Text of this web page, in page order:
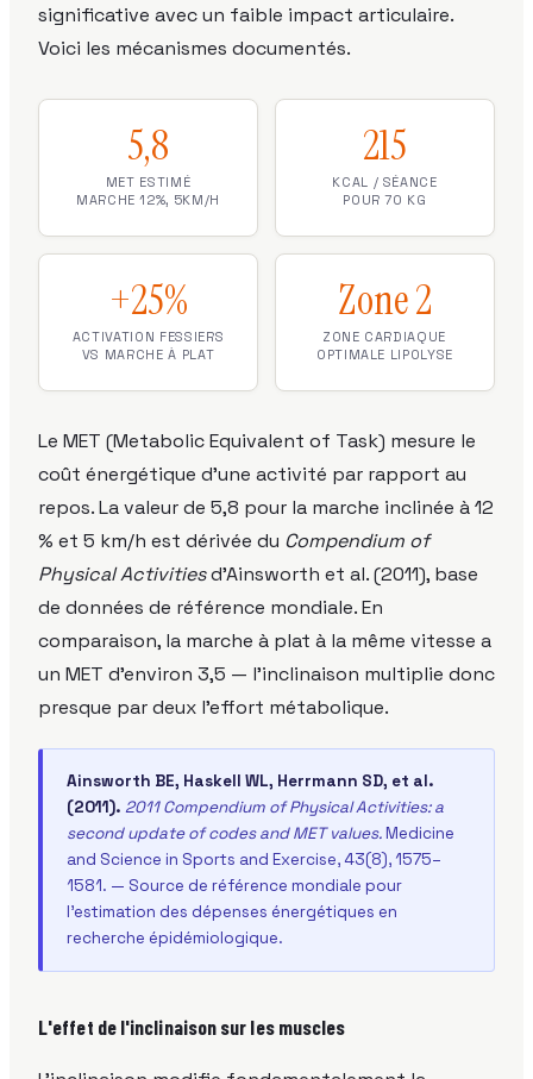
significative avec un faible impact articulaire.
Voici les mécanismes documentés.
5,8
MET ESTIMÉ
MARCHE 12%, 5KM/H
215
KCAL / SÉANCE
POUR 70 KG
+25%
ACTIVATION FESSIERS
VS MARCHE À PLAT
Zone 2
ZONE CARDIAQUE
OPTIMALE LIPOLYSE
Le MET (Metabolic Equivalent of Task) mesure le
coût énergétique d'une activité par rapport au
repos. La valeur de 5,8 pour la marche inclinée à 12
% et 5 km/h est dérivée du Compendium of
Physical Activitiesd'Ainsworth et al. (2011), base
de données de référence mondiale. En
comparaison, la marche à plat à la même vitesse a
un MET d'environ 3,5 — l'inclinaison multiplie donc
presque par deux l'effort métabolique.
Ainsworth BE, Haskell WL, Herrmann SD, et al.
(2011). 2011 Compendium of Physical Activities: a
second update of codes and MET values.Medicine
and Science in Sports and Exercise, 43(8), 1575–
1581. — Source de référence mondiale pour
l'estimation des dépenses énergétiques en
recherche épidémiologique.
L'effet de l'inclinaison sur les muscles